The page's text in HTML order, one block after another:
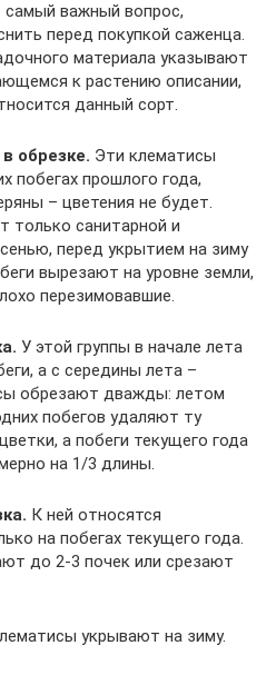
самый важный вопрос,
перед покупкой саженца.
материала указывают
к растению описании,
данный сорт.
обрезке. Эти клематисы
побегах прошлого года,
– цветения не будет.
только санитарной и
перед укрытием на зиму
вырезают на уровне земли,
перезимовавшие.
У этой группы в начале лета
а с середины лета –
обрезают дважды: летом
побегов удаляют ту
а побеги текущего года
на 1/3 длины.
К ней относятся
на побегах текущего года.
до 2-3 почек или срезают
укрывают на зиму.